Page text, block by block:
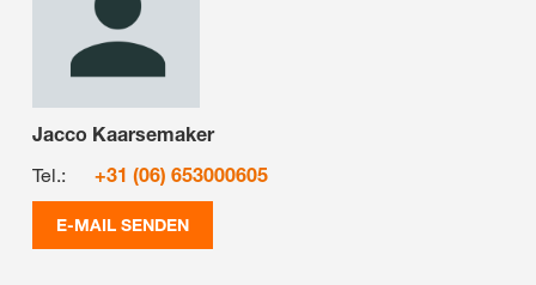
Jacco Kaarsemaker
Tel.:
+31 (06) 653000605
E-MAIL SENDEN